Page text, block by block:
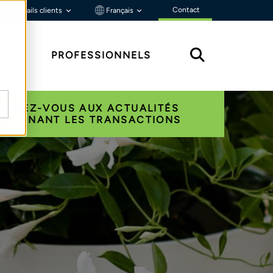
Portails clients Français Contact
PROFESSIONNELS
VOUS AUX ACTUALITÉS
LES TRANSACTIONS